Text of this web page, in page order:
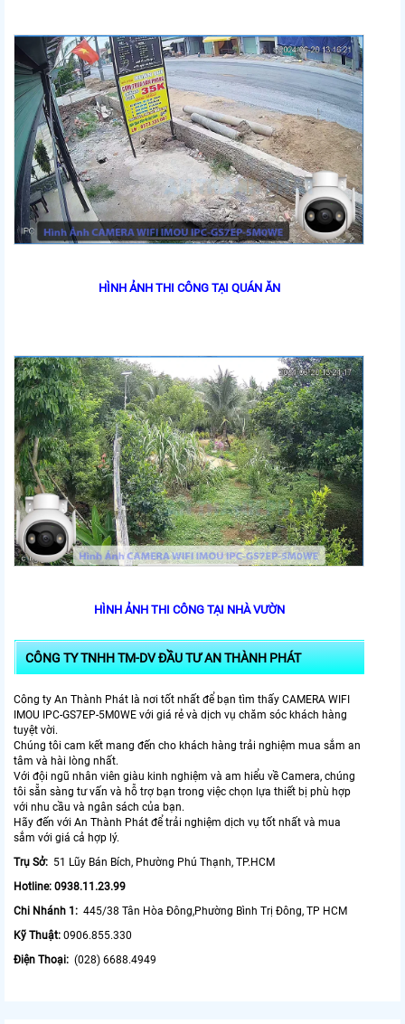
HÌNH ẢNH THI CÔNG TẠI QUÁN ĂN
HÌNH ẢNH THI CÔNG TẠI NHÀ VƯỜN
CÔNG TY TNHH TM-DV ĐẦU TƯ AN THÀNH PHÁT
Công ty An Thành Phát là nơi tốt nhất để bạn tìm thấy CAMERA WIFI
IMOU IPC-GS7EP-5M0WE với giá rẻ và dịch vụ chăm sóc khách hàng
tuyệt vời.
Chúng tôi cam kết mang đến cho khách hàng trải nghiệm mua sắm an
tâm và hài lòng nhất.
Với đội ngũ nhân viên giàu kinh nghiệm và am hiểu về Camera, chúng
tôi sẵn sàng tư vấn và hỗ trợ bạn trong việc chọn lựa thiết bị phù hợp
với nhu cầu và ngân sách của bạn.
Hãy đến với An Thành Phát để trải nghiệm dịch vụ tốt nhất và mua
sắm với giá cả hợp lý.
Trụ Sở: 51 Lũy Bán Bích, Phường Phú Thạnh, TP.HCM
Hotline: 0938.11.23.99
Chi Nhánh 1: 445/38 Tân Hòa Đông,Phường Bình Trị Đông, TP HCM
Kỹ Thuật: 0906.855.330
Điện Thoại: (028) 6688.4949